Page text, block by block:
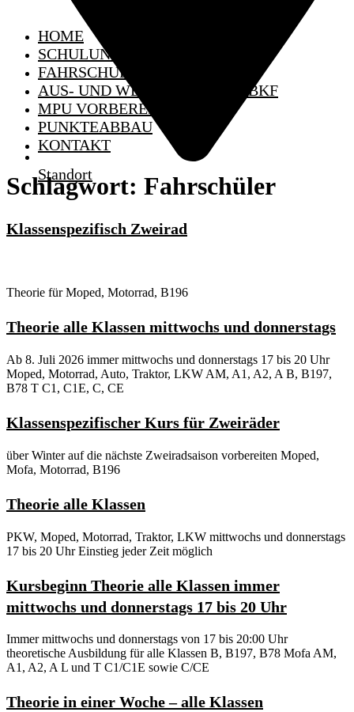
Standort
HOME
SCHULUNGSTERMINE
FAHRSCHULE
AUS- UND WEITERBILDUNG BKF
MPU VORBEREITUNG
PUNKTEABBAU
KONTAKT
Schlagwort: Fahrschüler
Klassenspezifisch Zweirad
Theorie für Moped, Motorrad, B196
Theorie alle Klassen mittwochs und donnerstags
Ab 8. Juli 2026 immer mittwochs und donnerstags 17 bis 20 Uhr
Moped, Motorrad, Auto, Traktor, LKW AM, A1, A2, A B, B197,
B78 T C1, C1E, C, CE
Klassenspezifischer Kurs für Zweiräder
über Winter auf die nächste Zweiradsaison vorbereiten Moped,
Mofa, Motorrad, B196
Theorie alle Klassen
PKW, Moped, Motorrad, Traktor, LKW mittwochs und donnerstags
17 bis 20 Uhr Einstieg jeder Zeit möglich
Kursbeginn Theorie alle Klassen immer
mittwochs und donnerstags 17 bis 20 Uhr
Immer mittwochs und donnerstags von 17 bis 20:00 Uhr
theoretische Ausbildung für alle Klassen B, B197, B78 Mofa AM,
A1, A2, A L und T C1/C1E sowie C/CE
Theorie in einer Woche – alle Klassen